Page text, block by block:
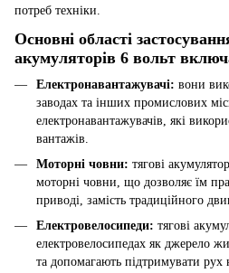
потреб техніки.
Основні області
акумуляторів 6 вольт
Електронавантажувачі: вони
заводах та інших промислових
електронавантажувачів, які
вантажів.
Моторні човни: тягові
моторні човни, що дозволяє їм
приводі, замість традиційного
Електровелосипеди: тягові
електровелосипедах як джерело
та допомагають підтримувати рух